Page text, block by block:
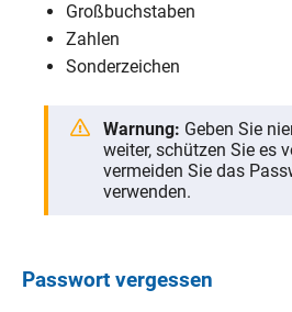
Großbuchstaben
Zahlen
Sonderzeichen
Warnung: Geben Sie
weiter, schützen Sie es
vermeiden Sie das
verwenden.
Passwort vergessen